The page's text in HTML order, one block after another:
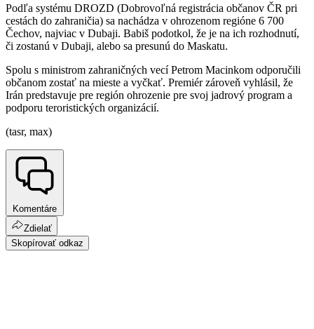
Podľa systému DROZD (Dobrovoľná registrácia občanov ČR pri
cestách do zahraničia) sa nachádza v ohrozenom regióne 6 700
Čechov, najviac v Dubaji. Babiš podotkol, že je na ich rozhodnutí,
či zostanú v Dubaji, alebo sa presunú do Maskatu.
Spolu s ministrom zahraničných vecí Petrom Macinkom odporučili
občanom zostať na mieste a vyčkať. Premiér zároveň vyhlásil, že
Irán predstavuje pre región ohrozenie pre svoj jadrový program a
podporu teroristických organizácií.
(tasr, max)
Komentáre
Zdielať
Skopírovať odkaz